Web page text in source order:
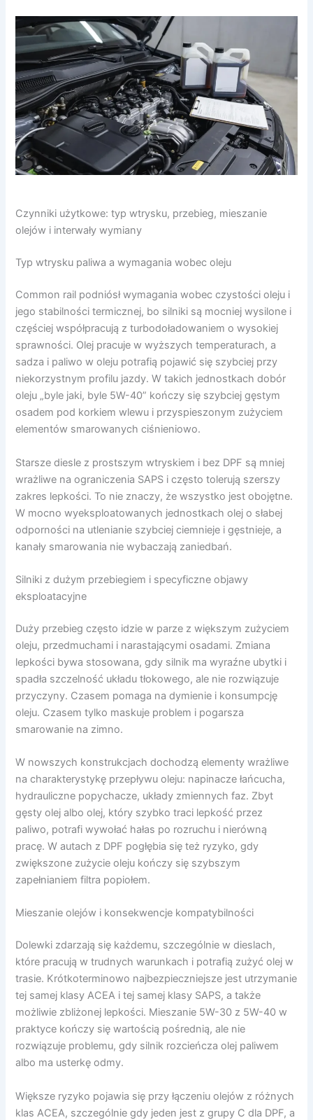
Czynniki użytkowe: typ wtrysku, przebieg, mieszanie
olejów i interwały wymiany
Typ wtrysku paliwa a wymagania wobec oleju
Common rail podniósł wymagania wobec czystości oleju i
jego stabilności termicznej, bo silniki są mocniej wysilone i
częściej współpracują z turbodoładowaniem o wysokiej
sprawności. Olej pracuje w wyższych temperaturach, a
sadza i paliwo w oleju potrafią pojawić się szybciej przy
niekorzystnym profilu jazdy. W takich jednostkach dobór
oleju „byle jaki, byle 5W-40” kończy się szybciej gęstym
osadem pod korkiem wlewu i przyspieszonym zużyciem
elementów smarowanych ciśnieniowo.
Starsze diesle z prostszym wtryskiem i bez DPF są mniej
wrażliwe na ograniczenia SAPS i często tolerują szerszy
zakres lepkości. To nie znaczy, że wszystko jest obojętne.
W mocno wyeksploatowanych jednostkach olej o słabej
odporności na utlenianie szybciej ciemnieje i gęstnieje, a
kanały smarowania nie wybaczają zaniedbań.
Silniki z dużym przebiegiem i specyficzne objawy
eksploatacyjne
Duży przebieg często idzie w parze z większym zużyciem
oleju, przedmuchami i narastającymi osadami. Zmiana
lepkości bywa stosowana, gdy silnik ma wyraźne ubytki i
spadła szczelność układu tłokowego, ale nie rozwiązuje
przyczyny. Czasem pomaga na dymienie i konsumpcję
oleju. Czasem tylko maskuje problem i pogarsza
smarowanie na zimno.
W nowszych konstrukcjach dochodzą elementy wrażliwe
na charakterystykę przepływu oleju: napinacze łańcucha,
hydrauliczne popychacze, układy zmiennych faz. Zbyt
gęsty olej albo olej, który szybko traci lepkość przez
paliwo, potrafi wywołać hałas po rozruchu i nierówną
pracę. W autach z DPF pogłębia się też ryzyko, gdy
zwiększone zużycie oleju kończy się szybszym
zapełnianiem filtra popiołem.
Mieszanie olejów i konsekwencje kompatybilności
Dolewki zdarzają się każdemu, szczególnie w dieslach,
które pracują w trudnych warunkach i potrafią zużyć olej w
trasie. Krótkoterminowo najbezpieczniejsze jest utrzymanie
tej samej klasy ACEA i tej samej klasy SAPS, a także
możliwie zbliżonej lepkości. Mieszanie 5W-30 z 5W-40 w
praktyce kończy się wartością pośrednią, ale nie
rozwiązuje problemu, gdy silnik rozcieńcza olej paliwem
albo ma usterkę odmy.
Większe ryzyko pojawia się przy łączeniu olejów z różnych
klas ACEA, szczególnie gdy jeden jest z grupy C dla DPF, a